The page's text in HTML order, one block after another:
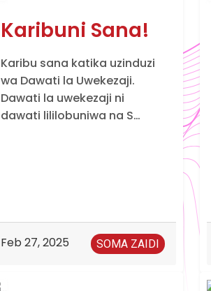
Karibuni Sana!
Karibu sana katika uzinduzi
wa Dawati la Uwekezaji.
Dawati la uwekezaji ni
dawati lililobuniwa na S…
Feb 27, 2025 SOMA ZAIDI